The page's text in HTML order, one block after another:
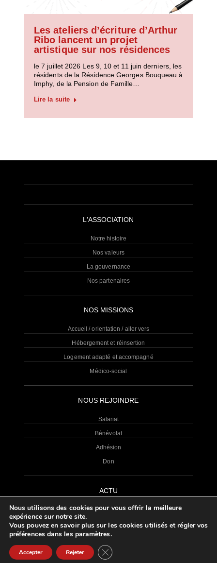
Les ateliers d’écriture d’Arthur
Ribo lancent un projet
artistique sur nos résidences
le 7 juillet 2026 Les 9, 10 et 11 juin derniers, les
résidents de la Résidence Georges Bouqueau à
Imphy, de la Pension de Famille…
Lire la suite
L’ASSOCIATION
Notre histoire
Nos valeurs
La gouvernance
Nos partenaires
NOS MISSIONS
Accueil / orientation / aller vers
Hébergement et réinsertion
Logement adapté et accompagné
Médico-social
NOUS REJOINDRE
Salariat
Bénévolat
Adhésion
Don
ACTU
Toutes les actualités
LÉGALES
CONFIDENTIALITÉ
Nous utilisons des cookies pour vous offrir la meilleure
expérience sur notre site.
Vous pouvez en savoir plus sur les cookies utilisés et régler vos
préférences dans les paramètres.
Accepter Rejeter Fermer la bannière des cookies